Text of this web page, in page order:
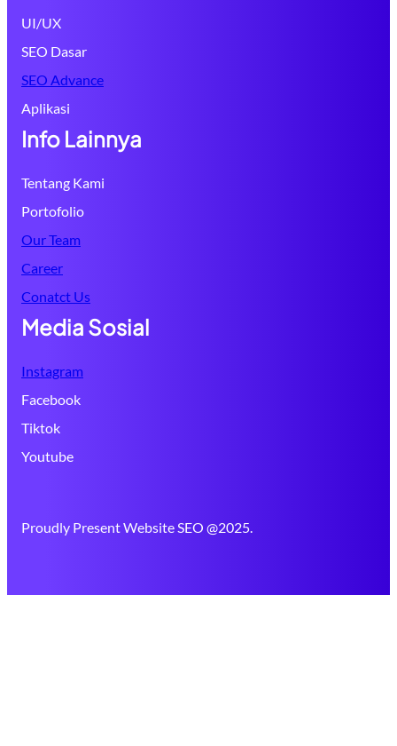
UI/UX
SEO Dasar
SEO Advance
Aplikasi
Info Lainnya
Tentang Kami
Portofolio
Our Team
Career
Conatct Us
Media Sosial
Instagram
Facebook
Tiktok
Youtube
Proudly Present Website SEO @2025.